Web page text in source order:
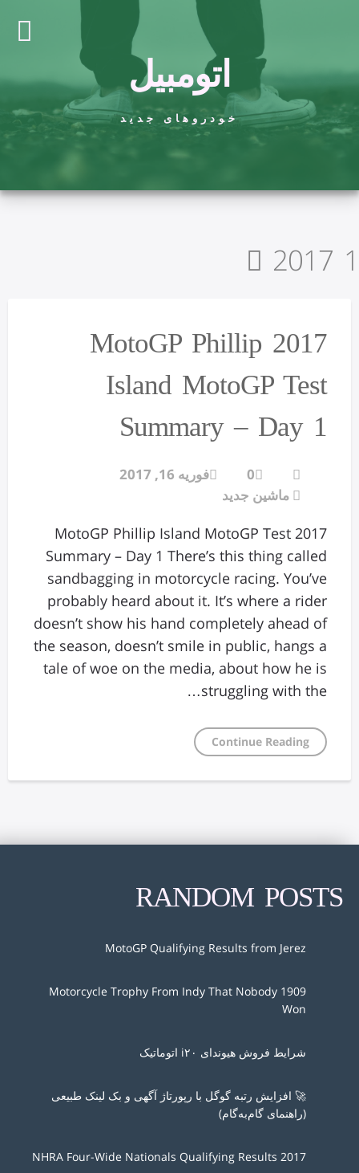
اتومبیل
خودروهای جدید
2017 1
2017 MotoGP Phillip
Island MotoGP Test
Summary – Day 1
0
فوریه 16, 2017
ماشین جدید
2017 MotoGP Phillip Island MotoGP Test
Summary – Day 1 There’s this thing called
sandbagging in motorcycle racing. You’ve
probably heard about it. It’s where a rider
doesn’t show his hand completely ahead of
the season, doesn’t smile in public, hangs a
tale of woe on the media, about how he is
struggling with the…
Continue Reading
RANDOM POSTS
MotoGP Qualifying Results from Jerez
1909 Motorcycle Trophy From Indy That Nobody
Won
شرایط فروش هیوندای i۲۰ اتوماتیک
🚀 افزایش رتبه گوگل با رپورتاژ آگهی و بک لینک طبیعی
(راهنمای گام‌به‌گام)
2017 NHRA Four-Wide Nationals Qualifying Results